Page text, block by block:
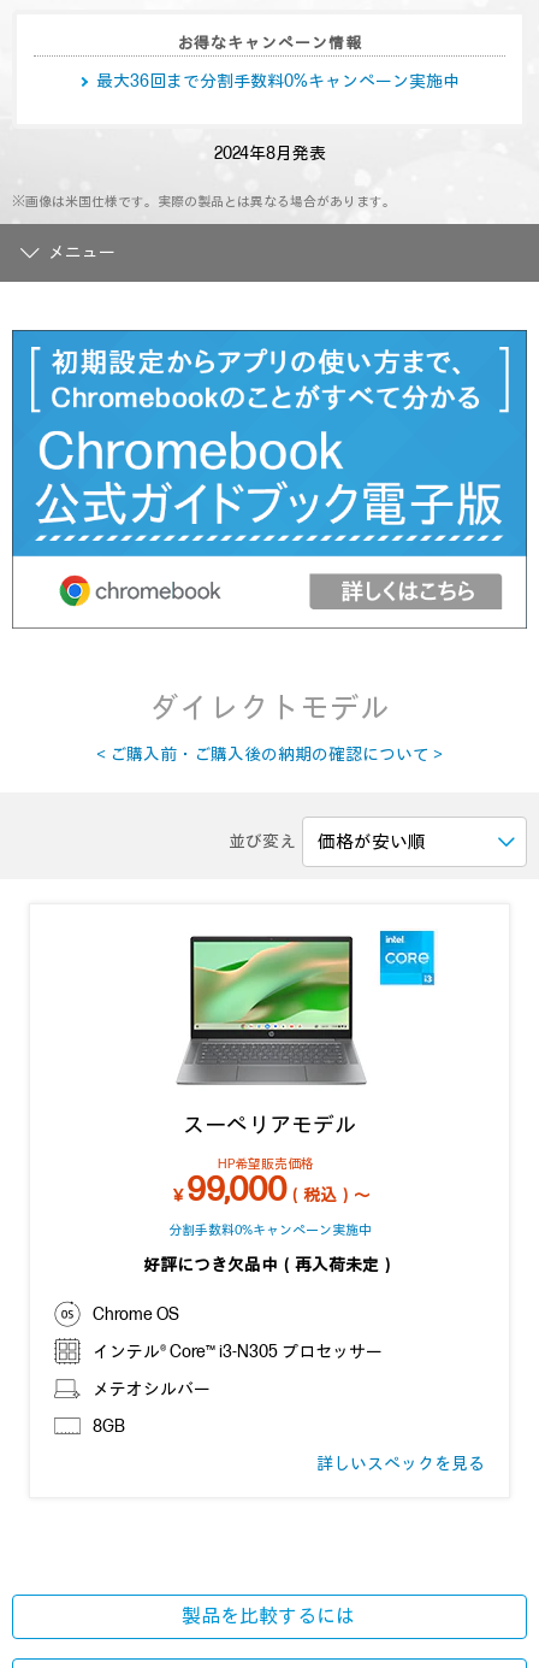
お得なキャンペーン情報
最大36回まで分割手数料0%キャンペーン実施中
2024年8月発表
※画像は米国仕様です。実際の製品とは異なる場合があります。
メニュー
ダイレクトモデル
＜ご購入前・ご購入後の納期の確認について＞
並び変え
スーペリアモデル
HP希望販売価格
￥99,000（税込）～
分割手数料0%キャンペーン実施中
好評につき欠品中（再入荷未定）
Chrome OS
インテル® Core™ i3-N305 プロセッサー
メテオシルバー
8GB
詳しいスペックを見る
製品を比較するには